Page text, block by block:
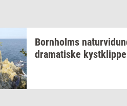
Born­holms
dra­ma­ti­ske